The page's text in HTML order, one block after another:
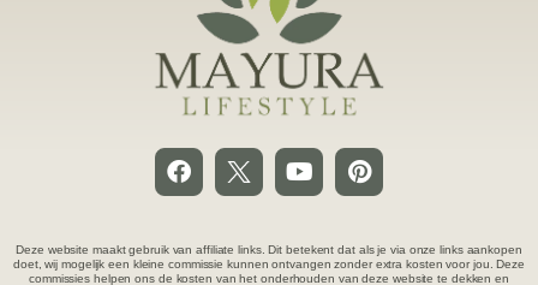
Deze website maakt gebruik van affiliate links. Dit betekent dat als je via onze links aankopen
doet, wij mogelijk een kleine commissie kunnen ontvangen zonder extra kosten voor jou. Deze
commissies helpen ons de kosten van het onderhouden van deze website te dekken en